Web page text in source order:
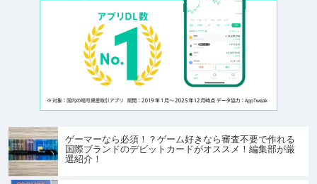
ゲーマーなら必須！？ゲーム好きなら審査不要で作れる
国際ブランドのデビットカードがオススメ！編集部が厳
選紹介！